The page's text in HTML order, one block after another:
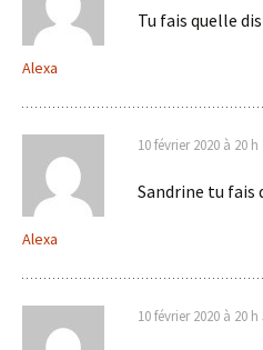
Alexa
Tu fais quelle
Alexa
10 février 2020 à 20
Sandrine tu fais
10 février 2020 à 20